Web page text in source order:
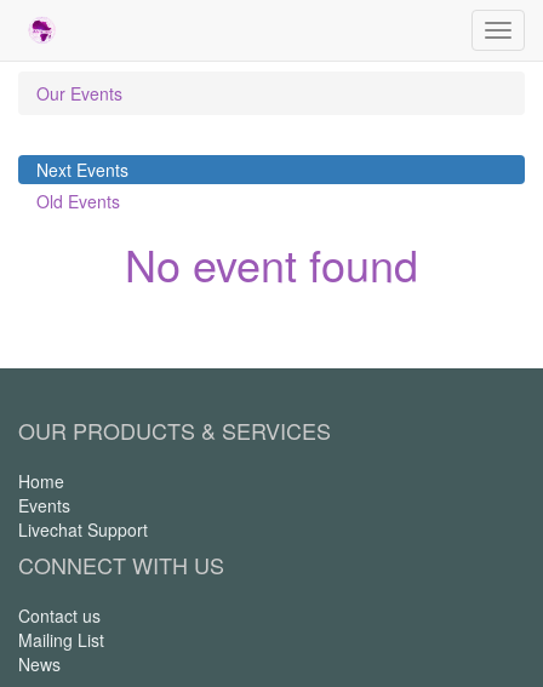
Our Events
Next Events
Old Events
No event found
OUR PRODUCTS & SERVICES
Home
Events
Livechat Support
CONNECT WITH US
Contact us
Mailing List
News